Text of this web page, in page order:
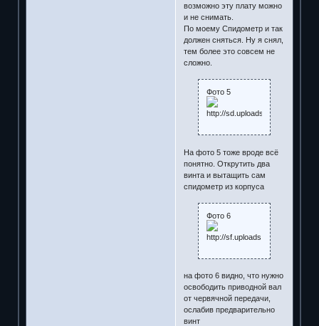
возможно эту плату можно
и не снимать.
По моему Спидометр и так
должен сняться. Ну я снял,
тем более это совсем не
сложно.
Фото 5
На фото 5 тоже вроде всё
понятно. Открутить два
винта и вытащить сам
спидометр из корпуса
Фото 6
на фото 6 видно, что нужно
освободить приводной вал
от червячной передачи,
ослабив предварительно
винт